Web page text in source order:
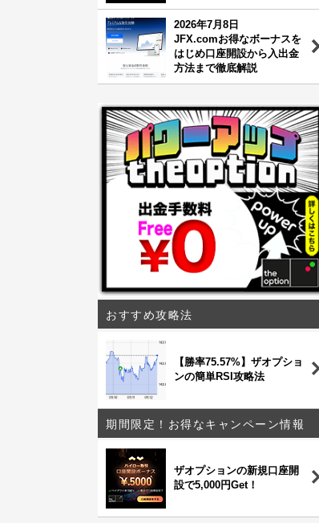
2026年7月8日
JFX.comお得なボーナスを
はじめ口座開設から入出金
方法まで徹底解説
おすすめ攻略法
【勝率75.57%】ザオプショ
ンの簡単RSI攻略法
期間限定！お得なキャンペーン情報
ザオプションの新規口座開
設で5,000円Get！